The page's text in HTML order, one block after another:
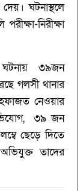
ঘটনাস্থলে
নিরীক্ষা
ঘটনায় ৩৯জন
গলসী থানার
নেওয়ার
৩৯ জন
ছেড়ে দিতে
তাদের